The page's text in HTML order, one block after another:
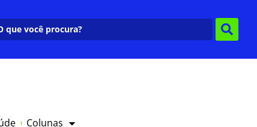
Colunas